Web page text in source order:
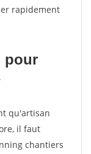
rapidement
pour
qu'artisan
il faut
chantiers